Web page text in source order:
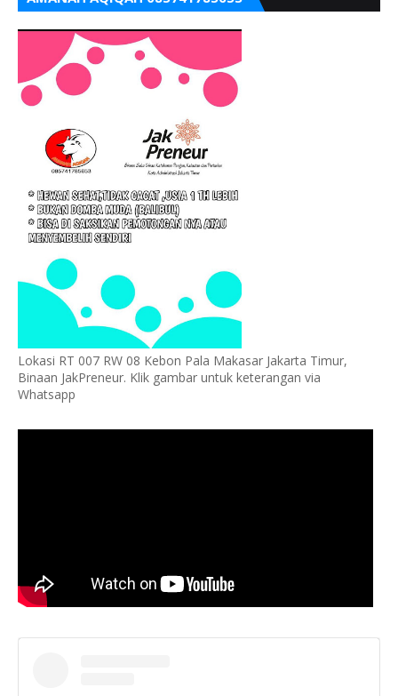
Lokasi RT 007 RW 08 Kebon Pala Makasar Jakarta Timur,
Binaan JakPreneur. Klik gambar untuk keterangan via
Whatsapp